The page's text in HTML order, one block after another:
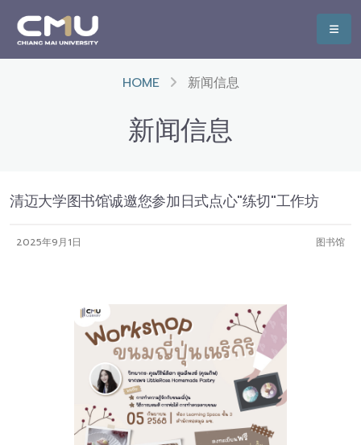
HOME 新闻信息
新闻信息
清迈大学图书馆诚邀您参加日式点心"练切"工作坊
2025年9月1日 图书馆